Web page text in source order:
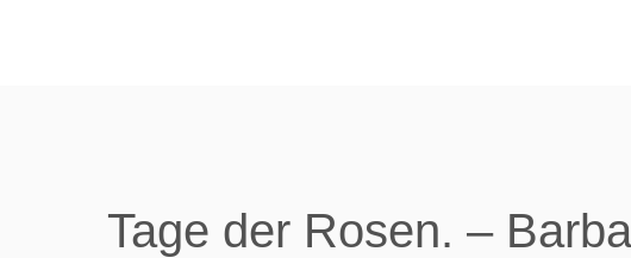
Tage der Rosen. –